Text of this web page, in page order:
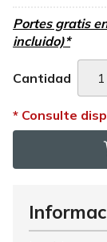
Portes gratis
incluido)*
Cantidad